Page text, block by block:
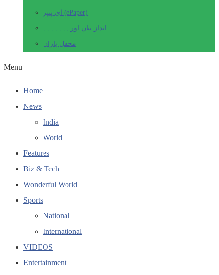
ای پیپر (ePaper)
انداز بیاں اور۔۔۔۔۔۔۔
محفل یاراں
Menu
Home
News
India
World
Features
Biz & Tech
Wonderful World
Sports
National
International
VIDEOS
Entertainment